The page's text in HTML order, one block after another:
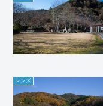
レンズ